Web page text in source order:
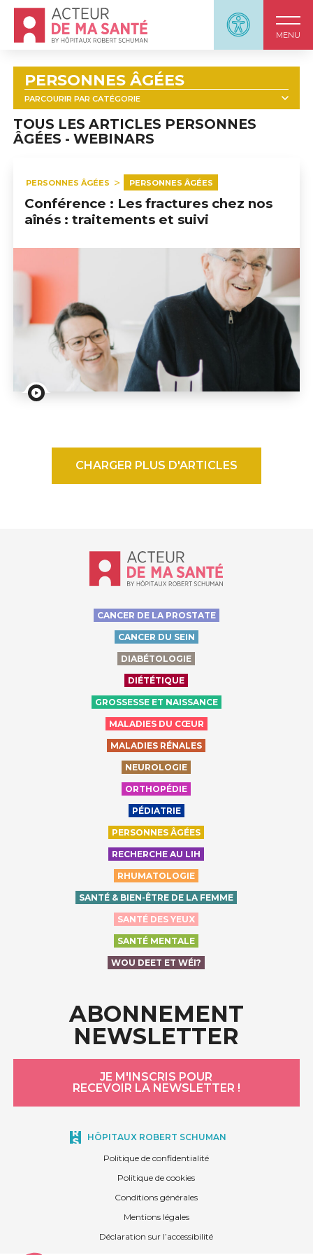
Panneau
MENU
Accueil - Acteur de ma santé, by HôpitauxRobert
PERSONNES ÂGÉES
PARCOURIR PAR CATÉGORIE
TOUT PERSONNES ÂGÉES : OUTILS
WEBINARS COMPRENDRE
L'HOSPITALISATION APRÈS UNE CHUTE
BIEN VIEILLIR
TOUS LES ARTICLES PERSONNES
ÂGÉES - WEBINARS
PERSONNES ÂGÉES PERSONNES ÂGÉES
Conférence : Les fractures chez nos
aînés : traitements et suivi
Conférence : Les fractures chez nos aînés :
CHARGER PLUS D'ARTICLES
Accueil - Acteur de ma santé, by
CANCER DE LA PROSTATE
CANCER DU SEIN
DIABÉTOLOGIE
DIÉTÉTIQUE
GROSSESSE ET NAISSANCE
MALADIES DU CŒUR
MALADIES RÉNALES
NEUROLOGIE
ORTHOPÉDIE
PÉDIATRIE
PERSONNES ÂGÉES
RECHERCHE AU LIH
RHUMATOLOGIE
SANTÉ & BIEN-ÊTRE DE LA FEMME
SANTÉ DES YEUX
SANTÉ MENTALE
WOU DEET ET WÉI?
ABONNEMENT
NEWSLETTER
JE M'INSCRIS POUR
RECEVOIR LA NEWSLETTER !
HÔPITAUX ROBERT SCHUMAN
Politique de confidentialité
Politique de cookies
Conditions générales
Mentions légales
Déclaration sur l’accessibilité